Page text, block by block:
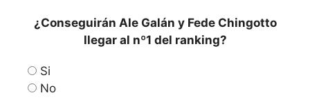
¿Conseguirán Ale Galán y Fede Chingotto
llegar al nº1 del ranking?
Si
No